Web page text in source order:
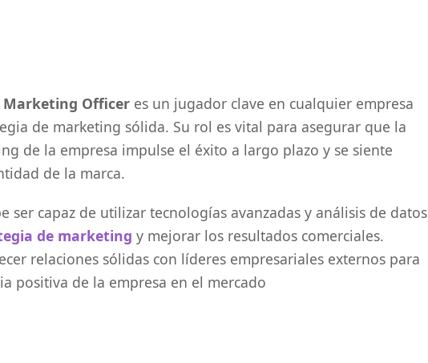
Marketing Officer es un jugador clave en cualquier empresa
de marketing sólida. Su rol es vital para asegurar que la
de la empresa impulse el éxito a largo plazo y se siente
de la marca.
ser capaz de utilizar tecnologías avanzadas y análisis de datos
de marketing y mejorar los resultados comerciales.
relaciones sólidas con líderes empresariales externos para
positiva de la empresa en el mercado